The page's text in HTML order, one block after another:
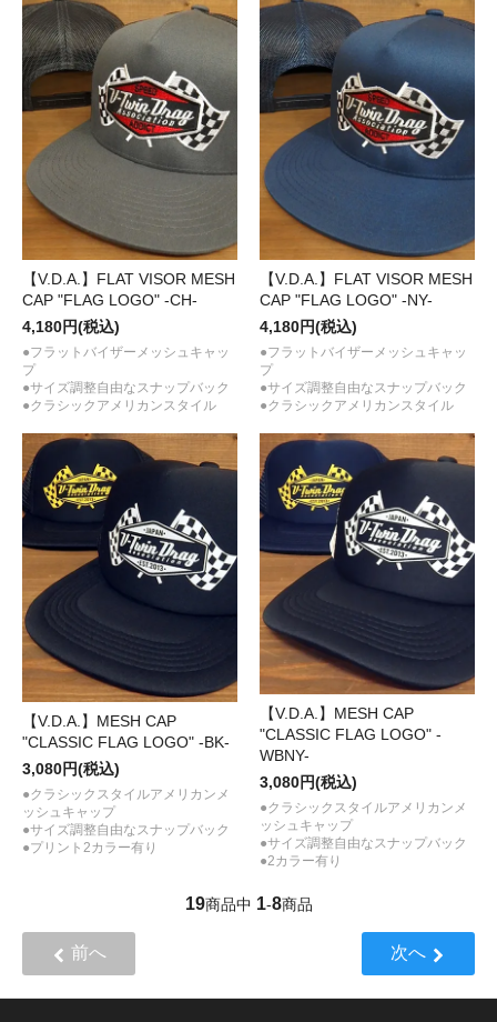
【V.D.A.】FLAT VISOR MESH
CAP "FLAG LOGO" -CH-
4,180円(税込)
●フラットバイザーメッシュキャッ
プ
●サイズ調整自由なスナップバック
●クラシックアメリカンスタイル
【V.D.A.】FLAT VISOR MESH
CAP "FLAG LOGO" -NY-
4,180円(税込)
●フラットバイザーメッシュキャッ
プ
●サイズ調整自由なスナップバック
●クラシックアメリカンスタイル
【V.D.A.】MESH CAP
"CLASSIC FLAG LOGO" -BK-
3,080円(税込)
●クラシックスタイルアメリカンメ
ッシュキャップ
●サイズ調整自由なスナップバック
●プリント2カラー有り
【V.D.A.】MESH CAP
"CLASSIC FLAG LOGO" -
WBNY-
3,080円(税込)
●クラシックスタイルアメリカンメ
ッシュキャップ
●サイズ調整自由なスナップバック
●2カラー有り
19商品中 1-8商品
前へ 次へ